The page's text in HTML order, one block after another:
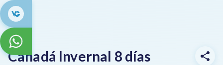
Canadá Invernal 8 días